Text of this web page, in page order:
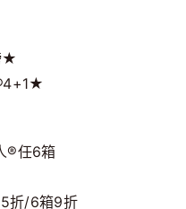
★
®任6箱
折/6箱9折